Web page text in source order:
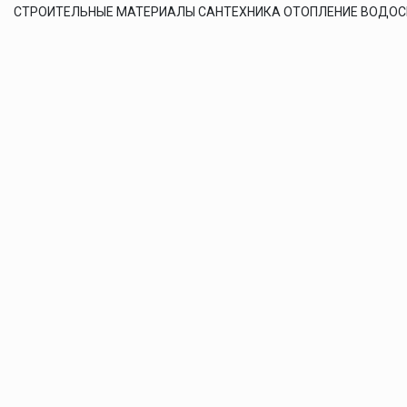
СТРОИТЕЛЬНЫЕ МАТЕРИАЛЫ САНТЕХНИКА ОТОПЛЕНИЕ